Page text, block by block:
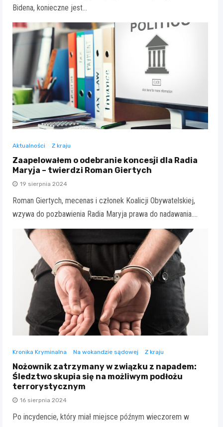
Bidena, konieczne jest…
Aktualności Z kraju
Zaapelowałem o odebranie koncesji dla Radia
Maryja – twierdzi Roman Giertych
19 sierpnia 2024
Roman Giertych, mecenas i członek Koalicji Obywatelskiej,
wzywa do pozbawienia Radia Maryja prawa do nadawania.…
Kronika Kryminalna Na wokandzie sądowej Z kraju
Nożownik zatrzymany w związku z napadem:
Śledztwo skupia się na możliwym podłożu
terrorystycznym
16 sierpnia 2024
Po incydencie, który miał miejsce późnym wieczorem w